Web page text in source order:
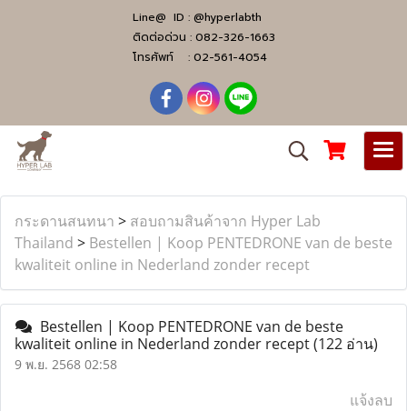
Line@ ID : @hyperlabth
ติดต่อด่วน : 082-326-1663
โทรศัพท์ : 02-561-4054
กระดานสนทนา > สอบถามสินค้าจาก Hyper Lab
Thailand > Bestellen | Koop PENTEDRONE van de beste
kwaliteit online in Nederland zonder recept
Bestellen | Koop PENTEDRONE van de beste
kwaliteit online in Nederland zonder recept(122 อ่าน)
9 พ.ย. 2568 02:58
แจ้งลบ